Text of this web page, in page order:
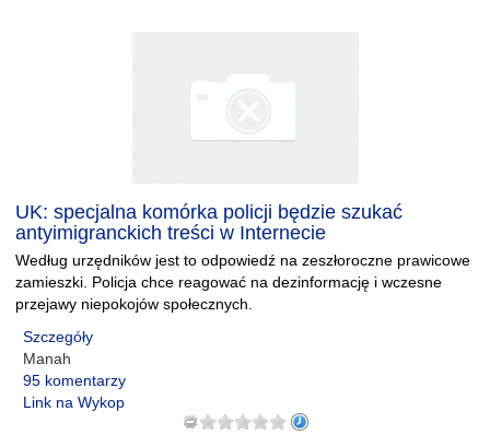
UK: specjalna komórka policji będzie szukać
antyimigranckich treści w Internecie
Według urzędników jest to odpowiedź na zeszłoroczne prawicowe
zamieszki. Policja chce reagować na dezinformację i wczesne
przejawy niepokojów społecznych.
Szczegóły
Manah
95 komentarzy
Link na Wykop